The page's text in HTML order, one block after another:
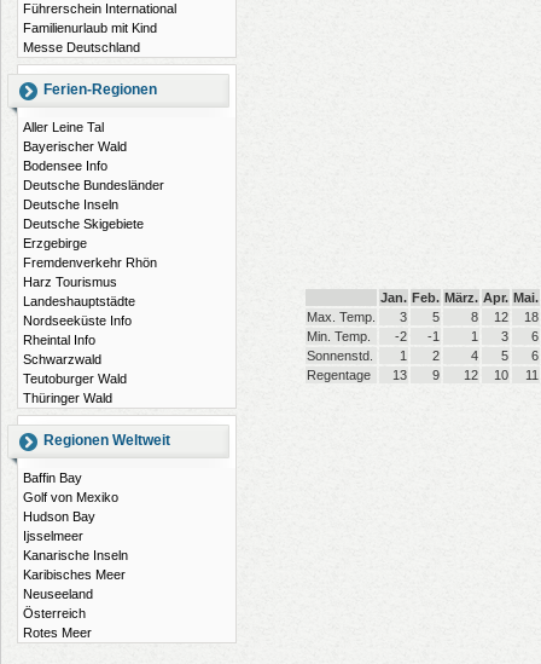
Führerschein International
Familienurlaub mit Kind
Messe Deutschland
Ferien-Regionen
Aller Leine Tal
Bayerischer Wald
Bodensee Info
Deutsche Bundesländer
Deutsche Inseln
Deutsche Skigebiete
Erzgebirge
Fremdenverkehr Rhön
Harz Tourismus
Landeshauptstädte
Nordseeküste Info
Rheintal Info
Schwarzwald
Teutoburger Wald
Thüringer Wald
Regionen Weltweit
Baffin Bay
Golf von Mexiko
Hudson Bay
Ijsselmeer
Kanarische Inseln
Karibisches Meer
Neuseeland
Österreich
Rotes Meer
Jan. Feb. März. Apr. Mai.
Max. Temp.
3 5 8 12
18
Min. Temp.
-2 -1 1 3
6
Sonnenstd.
1 2 4 5
6
Regentage
13 9 12 10 11